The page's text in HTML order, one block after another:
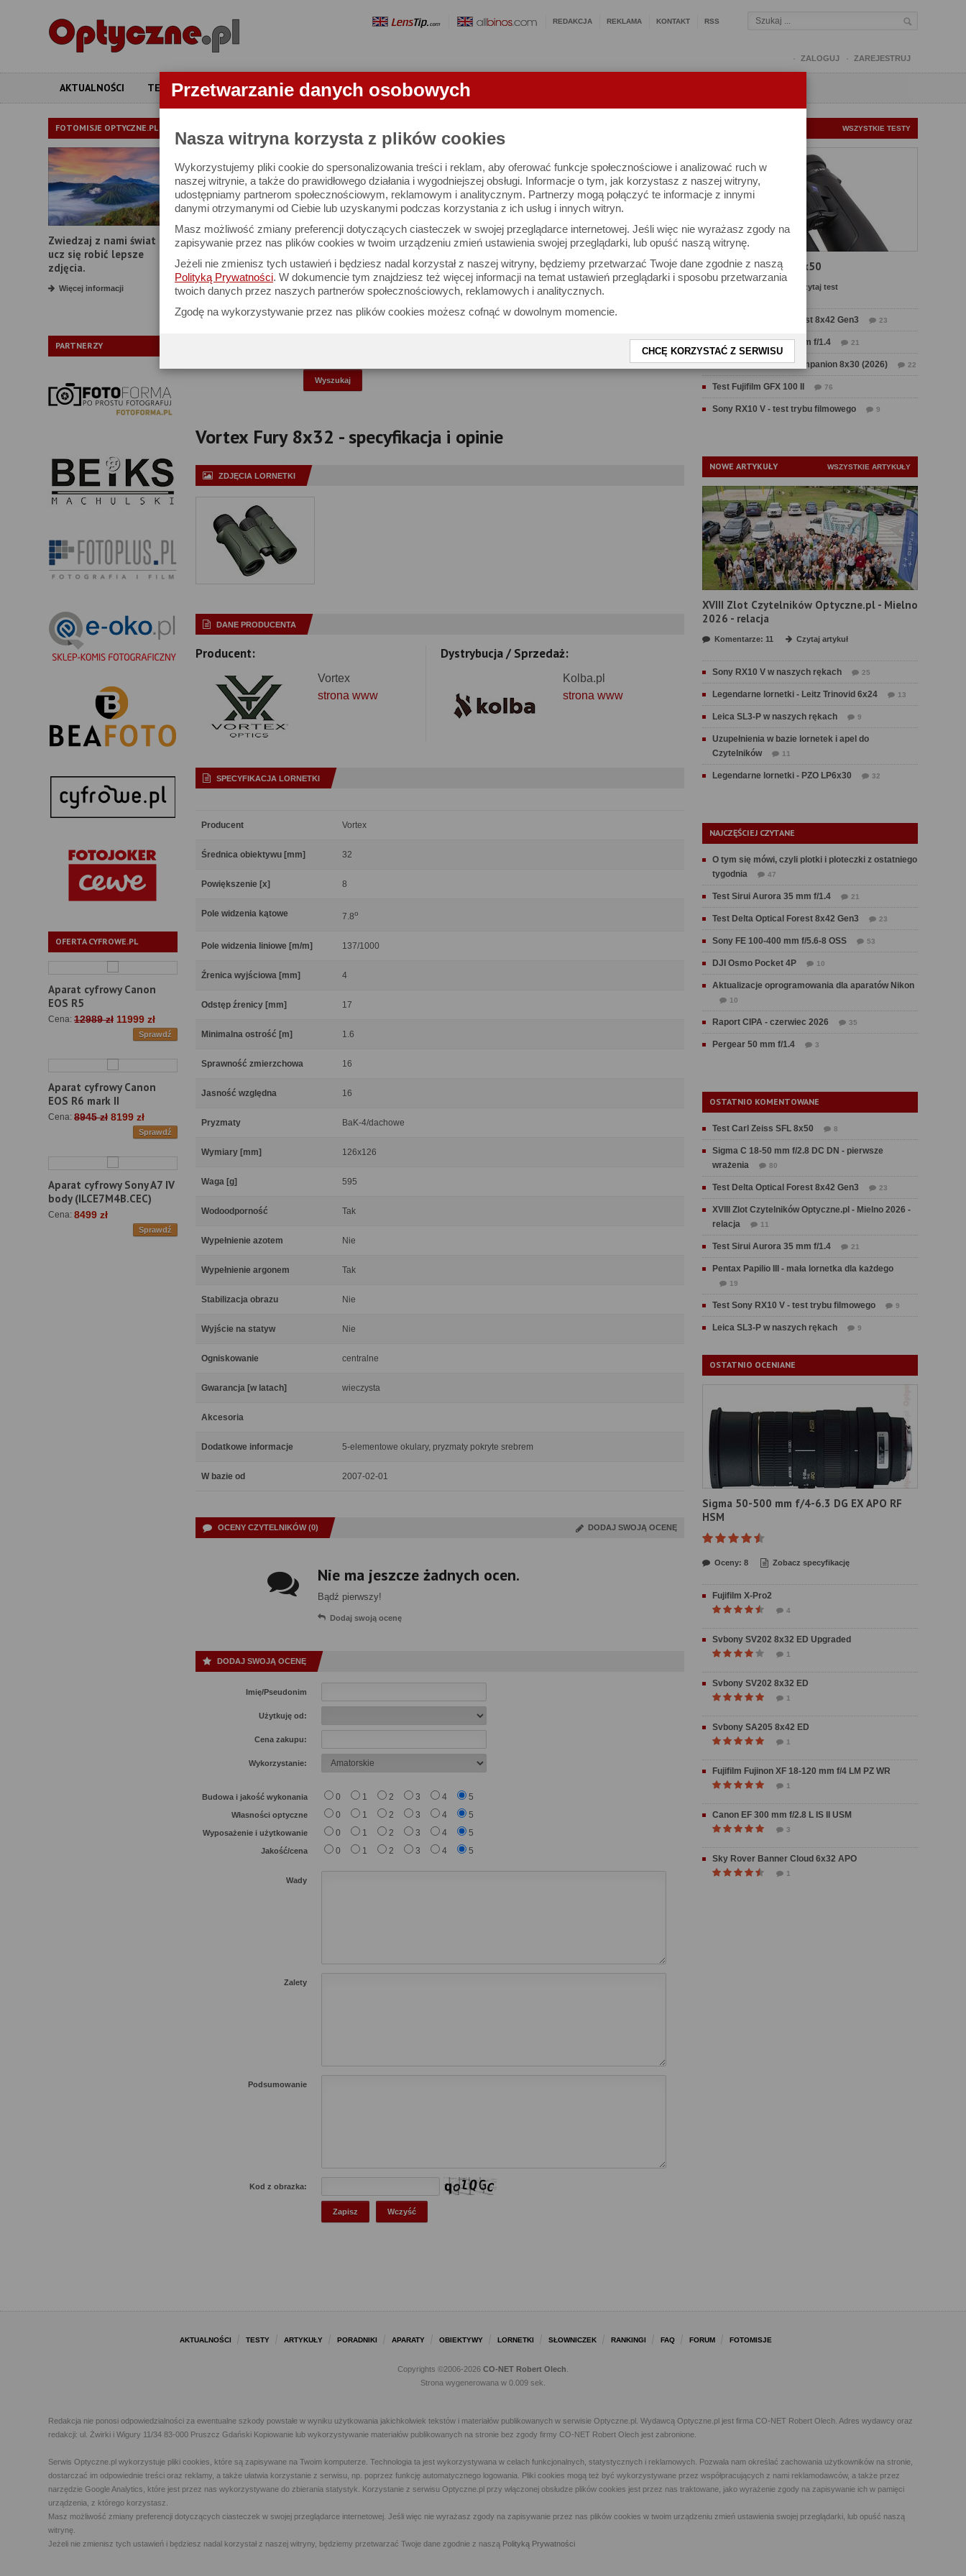
Przetwarzanie danych osobowych
Nasza witryna korzysta z plików cookies
Wykorzystujemy pliki cookie do spersonalizowania treści i reklam, aby oferować funkcje społecznościowe i analizować ruch w
naszej witrynie, a także do prawidłowego działania i wygodniejszej obsługi. Informacje o tym, jak korzystasz z naszej witryny,
udostępniamy partnerom społecznościowym, reklamowym i analitycznym. Partnerzy mogą połączyć te informacje z innymi
danymi otrzymanymi od Ciebie lub uzyskanymi podczas korzystania z ich usług i innych witryn.
Masz możliwość zmiany preferencji dotyczących ciasteczek w swojej przeglądarce internetowej. Jeśli więc nie wyrażasz zgody na
zapisywanie przez nas plików cookies w twoim urządzeniu zmień ustawienia swojej przeglądarki, lub opuść naszą witrynę.
Jeżeli nie zmienisz tych ustawień i będziesz nadal korzystał z naszej witryny, będziemy przetwarzać Twoje dane zgodnie z naszą
Polityką Prywatności. W dokumencie tym znajdziesz też więcej informacji na temat ustawień przeglądarki i sposobu przetwarzania
twoich danych przez naszych partnerów społecznościowych, reklamowych i analitycznych.
Zgodę na wykorzystywanie przez nas plików cookies możesz cofnąć w dowolnym momencie.
CHCĘ KORZYSTAĆ Z SERWISU
REDAKCJA REKLAMA KONTAKT RSS
ZALOGUJ ZAREJESTRUJ
AKTUALNOŚCI TESTY ARTYKUŁY APARATY OBIEKTYWY LORNETKI
FOTOMISJE OPTYCZNE.PL
Zwiedzaj z nami świat i
ucz się robić lepsze
zdjęcia.
Więcej informacji
PARTNERZY
OFERTA CYFROWE.PL
Aparat cyfrowy Canon
EOS R5
Cena: 12989 zł 11999 zł
Sprawdź
Aparat cyfrowy Canon
EOS R6 mark II
Cena: 8945 zł 8199 zł
Sprawdź
Aparat cyfrowy Sony A7 IV
body (ILCE7M4B.CEC)
Cena: 8499 zł
Sprawdź
LORNETKI
W bazie znajduje się 3019 lornetek i 1581 ocen.
Możesz też zrobić
własne porównanie lornetek
Porównaj lornetki
Proszę podać interesujące Cię parametry
Producent:
Model:
Średnica obiektywu:
Vortex Fury 8x32 - specyfikacja i opinie
ZDJĘCIA LORNETKI
DANE PRODUCENTA
Producent:
Vortex
strona www
Dystrybucja / Sprzedaż:
Kolba.pl
strona www
SPECYFIKACJA LORNETKI
Producent Vortex
Średnica obiektywu [mm] 32
Powiększenie [x] 8
Pole widzenia kątowe 7.8o
Pole widzenia liniowe [m/m] 137/1000
Źrenica wyjściowa [mm] 4
Odstęp źrenicy [mm] 17
Minimalna ostrość [m] 1.6
Sprawność zmierzchowa 16
Jasność względna 16
Pryzmaty BaK-4/dachowe
Wymiary [mm] 126x126
Waga [g] 595
Wodoodporność Tak
Wypełnienie azotem Nie
Wypełnienie argonem Tak
Stabilizacja obrazu Nie
Wyjście na statyw Nie
Ogniskowanie centralne
Gwarancja [w latach] wieczysta
Akcesoria
Dodatkowe informacje 5-elementowe okulary, pryzmaty pokryte srebrem
W bazie od 2007-02-01
OCENY CZYTELNIKÓW (0) DODAJ SWOJĄ OCENĘ
Nie ma jeszcze żadnych ocen.
Bądź pierwszy!
Dodaj swoją ocenę
DODAJ SWOJĄ OCENĘ
Imię/Pseudonim
Użytkuję od:
Cena zakupu:
Wykorzystanie:
Budowa i jakość wykonania 0 1 2 3 4 5
Własności optyczne 0 1 2 3 4 5
Wyposażenie i użytkowanie 0 1 2 3 4 5
Jakość/cena 0 1 2 3 4 5
Wady
Zalety
Podsumowanie
Kod z obrazka:
WSZYSTKIE TESTY
Test Carl Zeiss SFL 8x50
Czytaj test
Test Delta Optical Forest 8x42 Gen3 23
Test Sirui Aurora 35 mm f/1.4 21
Test Swarovski CL Companion 8x30 (2026) 22
Test Fujifilm GFX 100 II 76
Sony RX10 V - test trybu filmowego 9
NOWE ARTYKUŁY WSZYSTKIE ARTYKUŁY
XVIII Zlot Czytelników Optyczne.pl - Mielno
2026 - relacja
Komentarze: 11 Czytaj artykuł
Sony RX10 V w naszych rękach 25
Legendarne lornetki - Leitz Trinovid 6x24 13
Leica SL3-P w naszych rękach 9
Uzupełnienia w bazie lornetek i apel do
Czytelników
11
Legendarne lornetki - PZO LP6x30 32
NAJCZĘŚCIEJ CZYTANE
O tym się mówi, czyli plotki i ploteczki z ostatniego
tygodnia
47
Test Sirui Aurora 35 mm f/1.4 21
Test Delta Optical Forest 8x42 Gen3 23
Sony FE 100-400 mm f/5.6-8 OSS 53
DJI Osmo Pocket 4P 10
Aktualizacje oprogramowania dla aparatów Nikon
10
Raport CIPA - czerwiec 2026 35
Pergear 50 mm f/1.4 3
OSTATNIO KOMENTOWANE
Test Carl Zeiss SFL 8x50 8
Sigma C 18-50 mm f/2.8 DC DN - pierwsze
wrażenia
80
Test Delta Optical Forest 8x42 Gen3 23
XVIII Zlot Czytelników Optyczne.pl - Mielno 2026 -
relacja
11
Test Sirui Aurora 35 mm f/1.4 21
Pentax Papilio III - mała lornetka dla każdego
19
Test Sony RX10 V - test trybu filmowego 9
Leica SL3-P w naszych rękach 9
OSTATNIO OCENIANE
Sigma 50-500 mm f/4-6.3 DG EX APO RF
HSM
Oceny: 8 Zobacz specyfikację
Fujifilm X-Pro2
4
Svbony SV202 8x32 ED Upgraded
1
Svbony SV202 8x32 ED
1
Svbony SA205 8x42 ED
1
Fujifilm Fujinon XF 18-120 mm f/4 LM PZ WR
1
Canon EF 300 mm f/2.8 L IS II USM
3
Sky Rover Banner Cloud 6x32 APO
1
AKTUALNOŚCI TESTY ARTYKUŁY PORADNIKI APARATY OBIEKTYWY LORNETKI SŁOWNICZEK RANKINGI FAQ FORUM FOTOMISJE
Copyrights ©2006-2026 CO-NET Robert Olech
Strona wygenerowana w 0.009 sek.
Redakcja nie ponosi odpowiedzialności za ewentualne szkody powstałe w wyniku użytkowania jakichkolwiek tekstów i materiałów publikowanych w serwisie Optyczne.pl. Wydawcą Optyczne.pl jest firma CO-NET Robert Olech. Adres wydawcy oraz
redakcji: ul. Żwirki i Wigury 11/34 83-000 Pruszcz Gdański Kopiowanie lub wykorzystywanie materiałów publikowanych na stronie bez zgody firmy CO-NET Robert Olech jest zabronione.
Serwis Optyczne.pl wykorzystuje pliki cookies, które są zapisywane na Twoim komputerze. Technologia ta jest wykorzystywana w celach funkcjonalnych, statystycznych i reklamowych. Pozwala nam określać zachowania użytkowników na stronie,
dostarczać im odpowiednie treści oraz reklamy, a także ułatwia korzystanie z serwisu, np. poprzez funkcję automatycznego logowania. Pliki cookies mogą też być wykorzystywane przez współpracujących z nami reklamodawców, a także przez
narzędzie Google Analytics, które jest przez nas wykorzystywane do zbierania statystyk. Korzystanie z serwisu Optyczne.pl przy włączonej obsłudze plików cookies jest przez nas traktowane, jako wyrażenie zgody na zapisywanie ich w pamięci
urządzenia, z którego korzystasz.
Masz możliwość zmiany preferencji dotyczących ciasteczek w swojej przeglądarce internetowej. Jeśli więc nie wyrażasz zgody na zapisywanie przez nas plików cookies w twoim urządzeniu zmień ustawienia swojej przeglądarki, lub opuść naszą
witrynę.
Jeżeli nie zmienisz tych ustawień i będziesz nadal korzystał z naszej witryny, będziemy przetwarzać Twoje dane zgodnie z naszą Polityką Prywatności